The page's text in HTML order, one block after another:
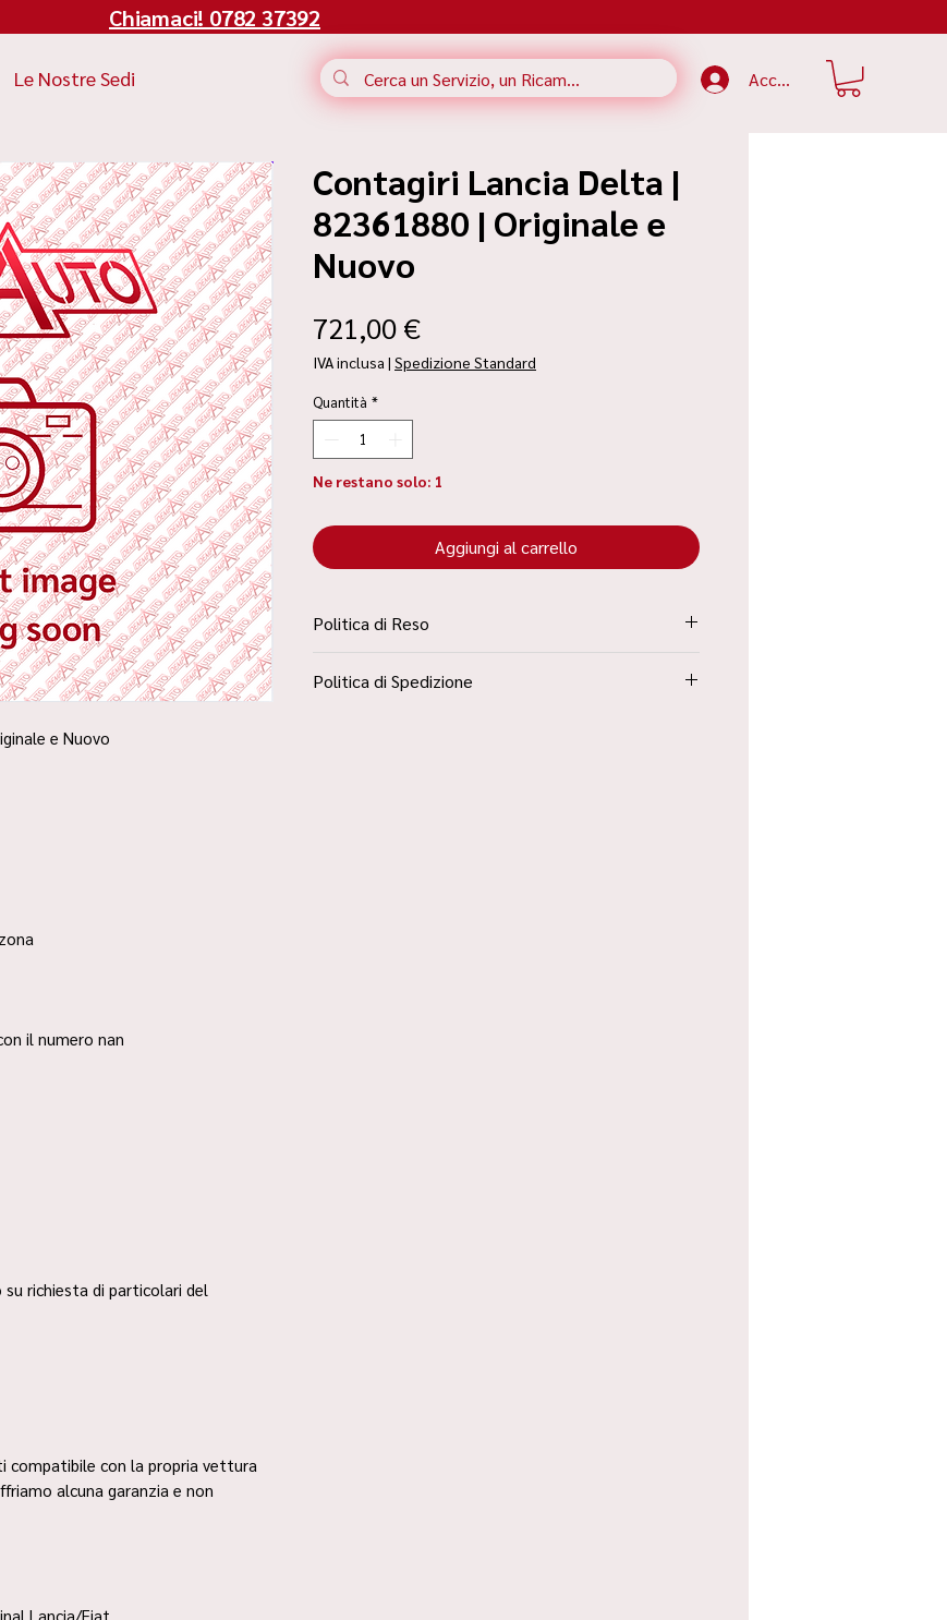
Chiamaci! 0782 37392
Accedi
Le Nostre Sedi
e Nuovo
il numero nan
richiesta di particolari del
compatibile con la propria vettura
alcuna garanzia e non
Lancia/Fiat
Contagiri Lancia Delta |
82361880 | Originale e
Nuovo
721,00 €Prezzo
IVA inclusa | Spedizione Standard
Quantità *
Ne restano solo: 1
Aggiungi al carrello
Politica di Reso
Condizioni”
Politica di Spedizione